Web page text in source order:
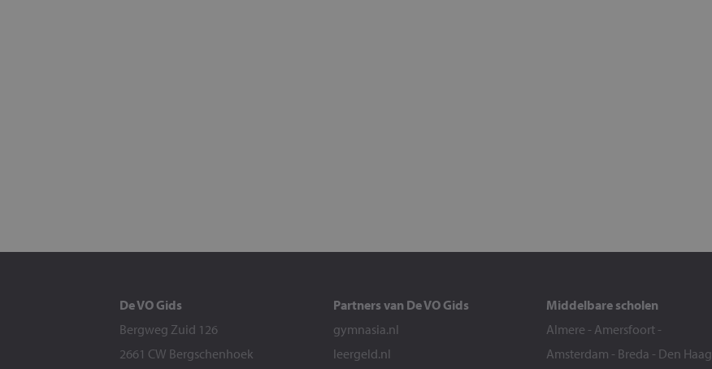
De VO Gids
Bergweg Zuid 126
2661 CW Bergschenhoek
Partners van De VO Gids
gymnasia.nl
leergeld.nl
Middelbare scholen
Almere - Amersfoort -
Amsterdam - Breda - Den Haag